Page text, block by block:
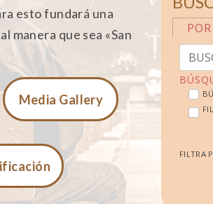
esto fundará una
manera que sea «San
Media Gallery